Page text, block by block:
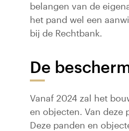
belangen van de
het pand wel een
bij de Rechtbank.
De
Vanaf 2024 zal het
en objecten. Van deze
Deze panden en